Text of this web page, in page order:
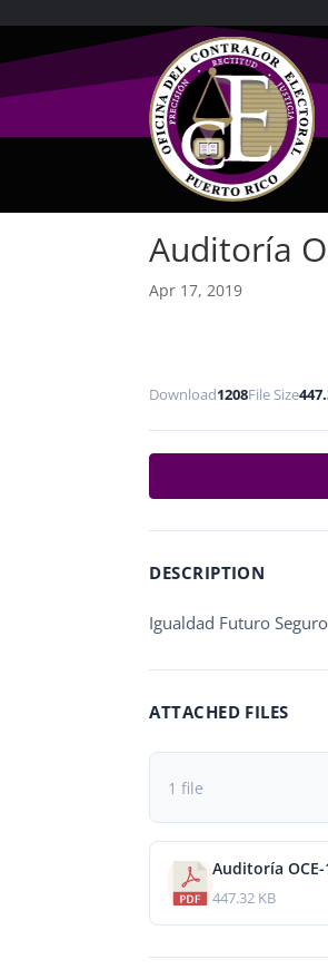
Auditoría
Apr 17, 2019
Download1208File Size
DESCRIPTION
Igualdad Futuro
ATTACHED FILES
1 file
Auditoría
447.32 KB